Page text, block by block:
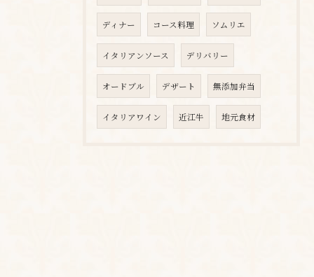
ディナー コース料理 ソムリエ
イタリアンソース デリバリー
オードブル デザート 無添加弁当
イタリアワイン 近江牛 地元食材